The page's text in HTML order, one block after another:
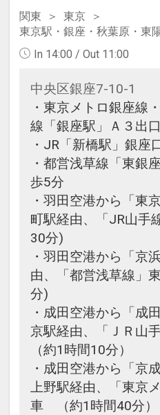
関東
東京
東京駅・銀座・秋葉原・東
In 14:00 / Out 11:00
中央区銀座7-10-1
・東京メトロ銀座線
線「銀座駅」Ａ３出
・JR「新橋駅」銀座
・都営浅草線「東銀
歩5分
・羽田空港から「東
町駅経由、「JR山
30分)
・羽田空港から「京
由、「都営浅草線」
分)
・成田空港から「成
京駅経由、「ＪＲ山
（約1時間10分）
・成田空港から「京
上野駅経由、「東京
車 （約1時間40分）